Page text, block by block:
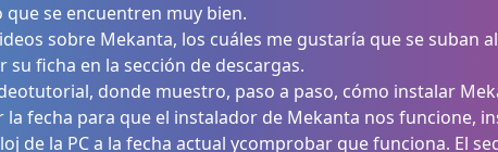
que se encuentren muy bien.
sobre Mekanta, los cuáles me gustaría que se suban
su ficha en la sección de descargas.
donde muestro, paso a paso, cómo instalar
fecha para que el instalador de Mekanta nos funcione,
de la PC a la fecha actual ycomprobar que funciona. El